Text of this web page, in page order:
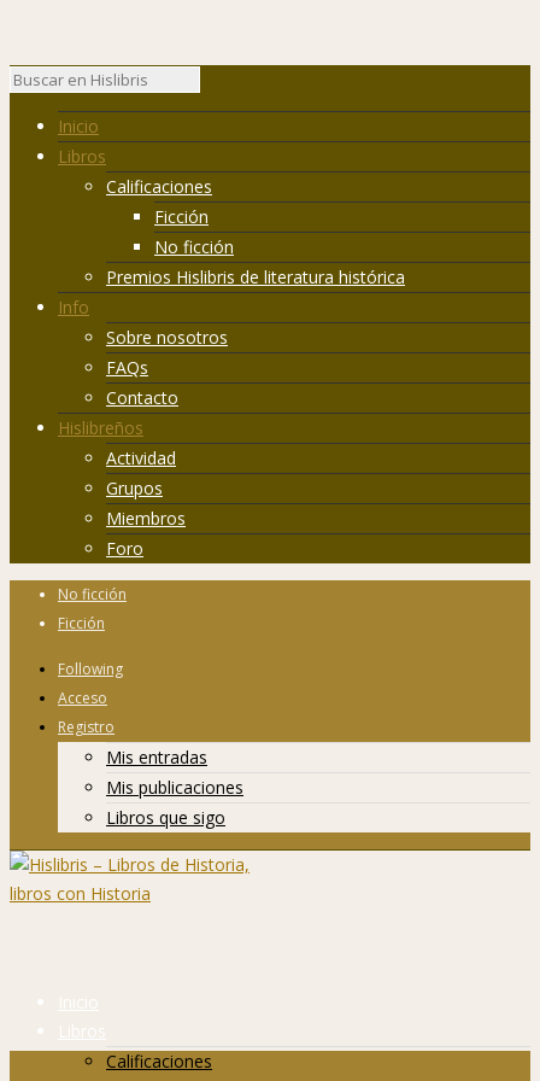
Inicio
Libros
Calificaciones
Ficción
No ficción
Premios Hislibris de literatura histórica
Info
Sobre nosotros
FAQs
Contacto
Hislibreños
Actividad
Grupos
Miembros
Foro
No ficción
Ficción
Following
Acceso
Registro
Mis entradas
Mis publicaciones
Libros que sigo
Inicio
Libros
Calificaciones